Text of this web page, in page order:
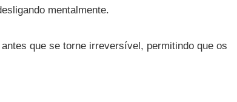
mentalmente.
que se torne irreversível, permitindo que os